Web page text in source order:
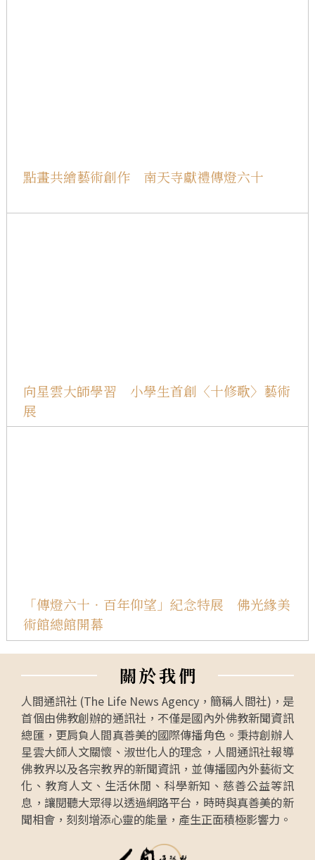
點畫共繪藝術創作 南天寺獻禮傳燈六十
向星雲大師學習 小學生首創〈十修歌〉藝術
展
「傳燈六十‧百年仰望」紀念特展 佛光緣美
術館總館開幕
關於我們
人間通訊社 (The Life News Agency，簡稱人間社)，是
首個由佛教創辦的通訊社，不僅是國內外佛教新聞資訊
總匯，更肩負人間真善美的國際傳播角色。秉持創辦人
星雲大師人文關懷、淑世化人的理念，人間通訊社報導
佛教界以及各宗教界的新聞資訊，並傳播國內外藝術文
化、教育人文、生活休閒、科學新知、慈善公益等訊
息，讓閱聽大眾得以透過網路平台，時時與真善美的新
聞相會，刻刻增添心靈的能量，產生正面積極影響力。